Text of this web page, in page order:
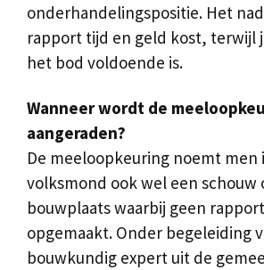
onderhandelingspositie. Het
rapport tijd en geld kost, terwijl
het bod voldoende is.
Wanneer wordt de
aangeraden?
De meeloopkeuring noemt men
volksmond ook wel een schouw
bouwplaats waarbij geen
opgemaakt. Onder begeleiding
bouwkundig expert uit de